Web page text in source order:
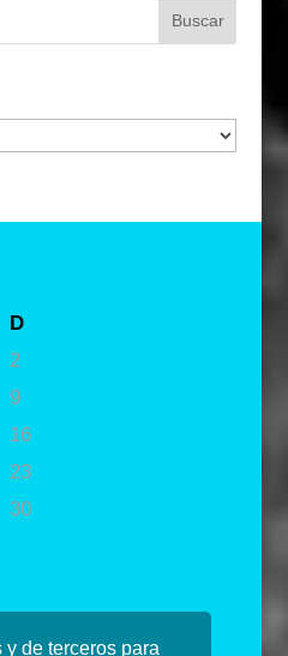
de terceros para
D
2
9
16
23
30